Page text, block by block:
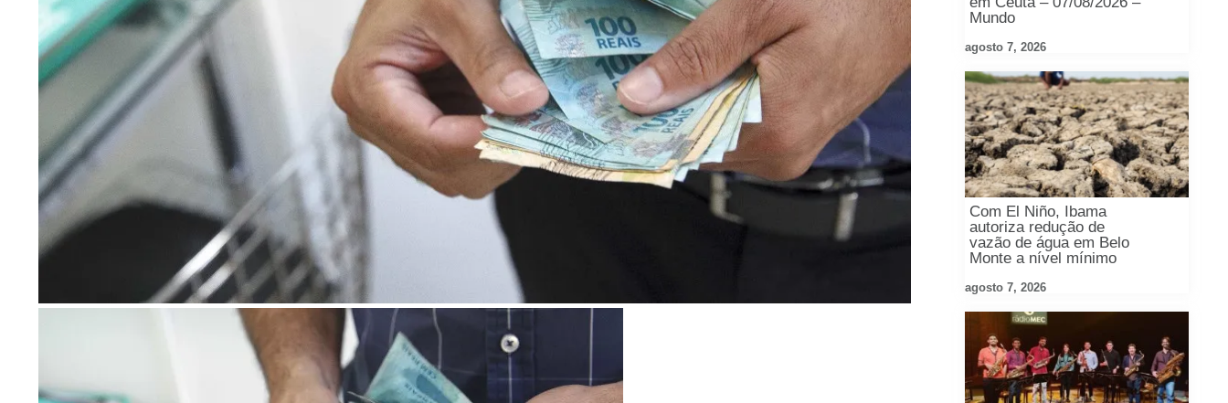
Mundo
agosto 7, 2026
Com El Niño, Ibama
autoriza redução de
vazão de água em Belo
Monte a nível mínimo
agosto 7, 2026